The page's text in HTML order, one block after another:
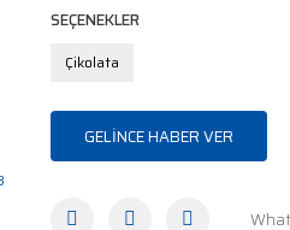
SEÇENEKLER
Çikolata
GELİNCE HABER VER